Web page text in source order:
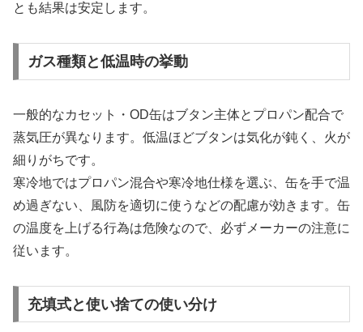
とも結果は安定します。
ガス種類と低温時の挙動
一般的なカセット・OD缶はブタン主体とプロパン配合で
蒸気圧が異なります。低温ほどブタンは気化が鈍く、火が
細りがちです。
寒冷地ではプロパン混合や寒冷地仕様を選ぶ、缶を手で温
め過ぎない、風防を適切に使うなどの配慮が効きます。缶
の温度を上げる行為は危険なので、必ずメーカーの注意に
従います。
充填式と使い捨ての使い分け